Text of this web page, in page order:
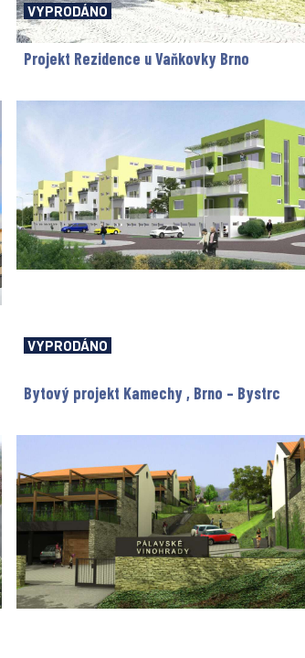
VYPRODÁNO
Projekt Rezidence u Vaňkovky Brno
VYPRODÁNO
Bytový projekt Kamechy , Brno – Bystrc